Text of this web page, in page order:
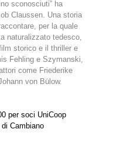
sconosciuti” ha
Claussen. Una storia
per la quale
naturalizzato tedesco,
storico e il thriller e
Fehling e Szymanski,
come Friederike
von Bülow.
per soci UniCoop
Cambiano